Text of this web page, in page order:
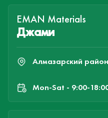
EMAN Materials
Джами
Алмазарский
Mon-Sat - 9:00-